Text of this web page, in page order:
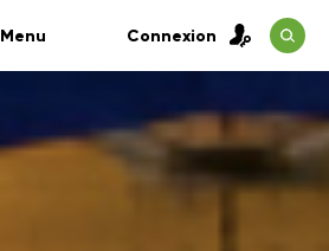
Menu Connexion